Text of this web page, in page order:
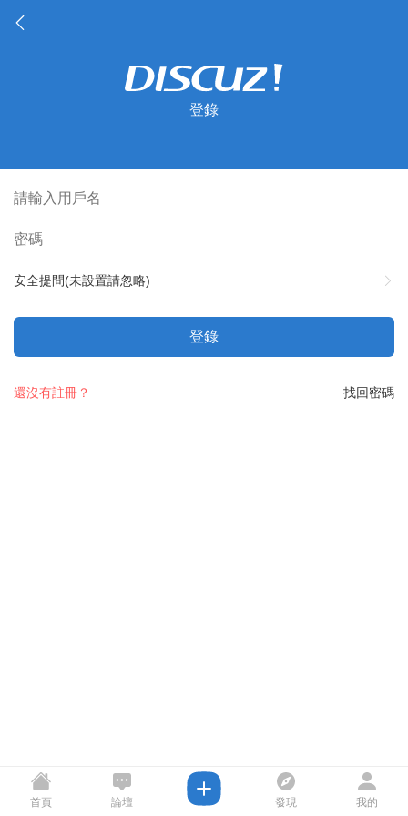
登錄
安全提問(未設置請忽略)
登錄
找回密碼
還沒有註冊？
首頁 論壇 發現 我的